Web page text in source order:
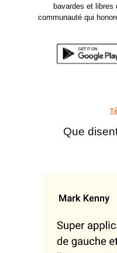
bavardes et libres
communauté qui
Que